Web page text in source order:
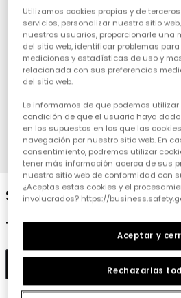
1 2 3
Short felpa denim bleach
19,95 €
Afegir
Utilizamos cookies propias y de
servicios, personalizar nuestro sitio
nuestros usuarios, proporcionarle una
del sitio web, identificar problemas
mediciones y estadísticas de uso y
relacionada con sus preferencias
del sitio web.
Le informamos de que podemos
condición de que el usuario haya
en los supuestos en los que las
navegación por nuestro sitio web. En
consentimiento, podremos utilizar
tener más información acerca de sus
nuestro sitio web de conformidad con
¿Aceptas estas cookies y el
involucrados? https://
Rechazarlas
Aceptar y